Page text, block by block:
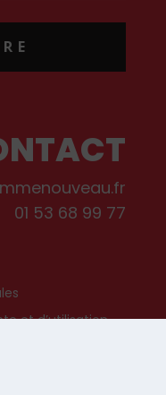
01 53 68 99 77
et d’utilisation